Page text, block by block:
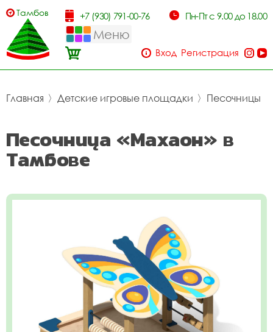
Тамбов +7 (930) 791-00-76 Пн-Пт с 9.00 до 18.00
Меню
Вход Регистрация
Главная 〉 Детские игровые площадки 〉 Песочницы
Песочница «Махаон» в
Тамбове